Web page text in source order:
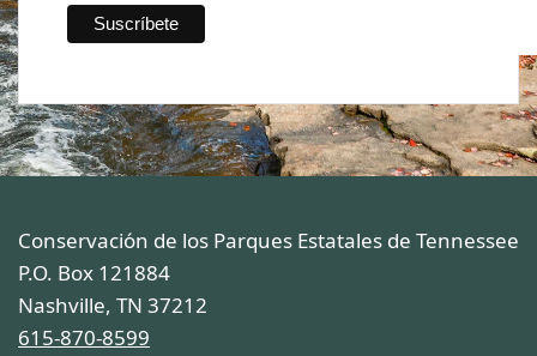
Conservación de los Parques Estatales de Tennessee
P.O. Box 121884
Nashville, TN 37212
615-870-8599